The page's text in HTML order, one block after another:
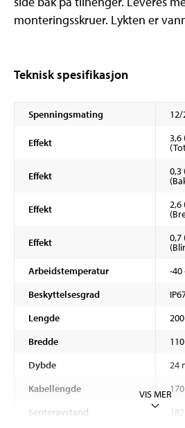
monteringsskruer. Lykten er
Teknisk spesifikasjon
Spenningsmating 12/
Effekt 3,6
Effekt 0,3
Effekt 2,6
Effekt 0,7
Arbeidstemperatur
-40
Beskyttelsesgrad
Lengde
Bredde
Dybde
24
Kabellengde
Senteravstand
VIS MER